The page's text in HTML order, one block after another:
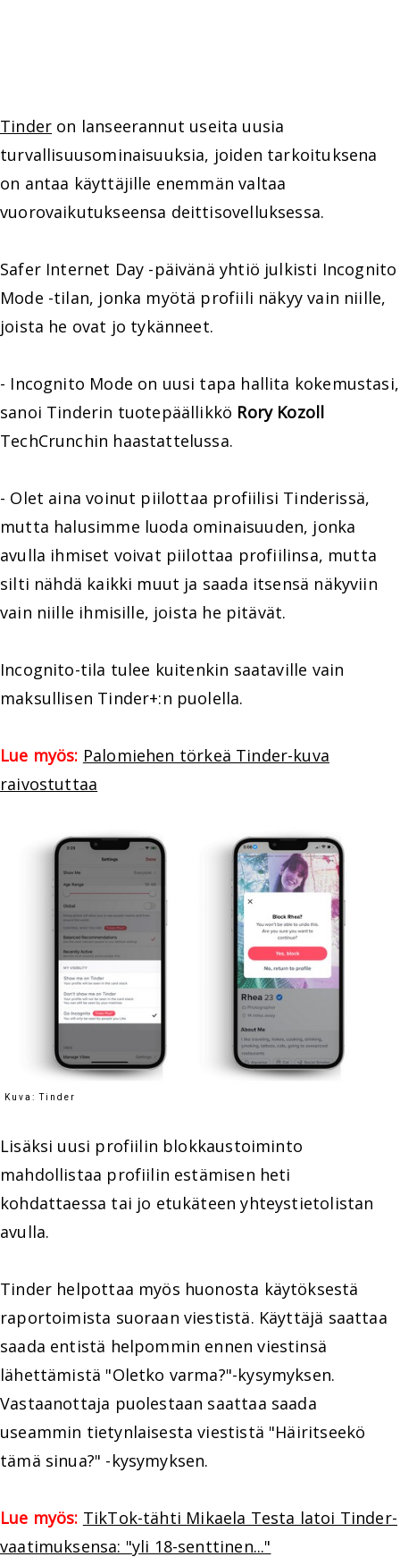
Tinder on lanseerannut useita uusia
turvallisuusominaisuuksia, joiden tarkoituksena
on antaa käyttäjille enemmän valtaa
vuorovaikutukseensa deittisovelluksessa.
Safer Internet Day -päivänä yhtiö julkisti Incognito
Mode -tilan, jonka myötä profiili näkyy vain niille,
joista he ovat jo tykänneet.
- Incognito Mode on uusi tapa hallita kokemustasi,
sanoi Tinderin tuotepäällikkö Rory Kozoll
TechCrunchin haastattelussa.
- Olet aina voinut piilottaa profiilisi Tinderissä,
mutta halusimme luoda ominaisuuden, jonka
avulla ihmiset voivat piilottaa profiilinsa, mutta
silti nähdä kaikki muut ja saada itsensä näkyviin
vain niille ihmisille, joista he pitävät.
Incognito-tila tulee kuitenkin saataville vain
maksullisen Tinder+:n puolella.
Lue myös: Palomiehen törkeä Tinder-kuva
raivostuttaa
Kuva: Tinder
Lisäksi uusi profiilin blokkaustoiminto
mahdollistaa profiilin estämisen heti
kohdattaessa tai jo etukäteen yhteystietolistan
avulla.
Tinder helpottaa myös huonosta käytöksestä
raportoimista suoraan viestistä. Käyttäjä saattaa
saada entistä helpommin ennen viestinsä
lähettämistä "Oletko varma?"-kysymyksen.
Vastaanottaja puolestaan saattaa saada
useammin tietynlaisesta viestistä "Häiritseekö
tämä sinua?" -kysymyksen.
Lue myös: TikTok-tähti Mikaela Testa latoi Tinder-
vaatimuksensa: "yli 18-senttinen..."